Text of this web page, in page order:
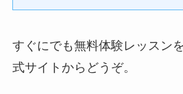
すぐにでも無料体験レッスン
式サイトからどうぞ。